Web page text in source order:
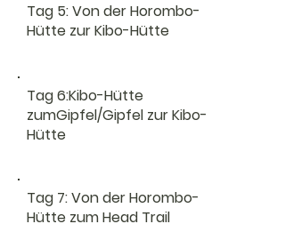
Tag 5: Von der Horombo-
Hütte zur Kibo-Hütte
Tag 6:Kibo-Hütte
zumGipfel/Gipfel zur Kibo-
Hütte
Tag 7: Von der Horombo-
Hütte zum Head Trail